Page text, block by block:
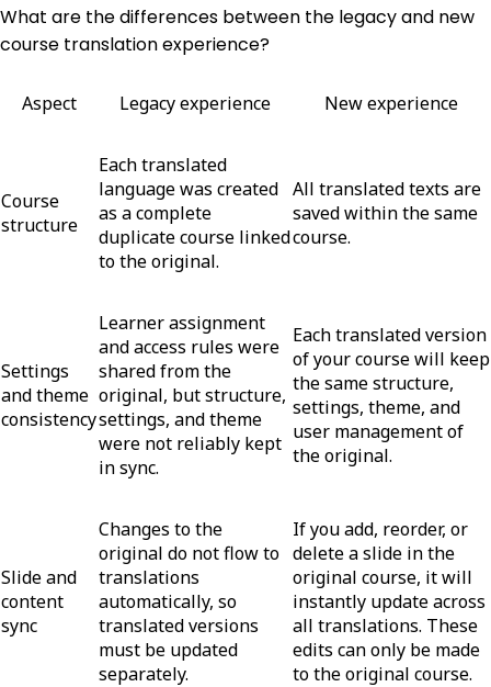
What are the differences between the legacy and new
course translation experience?
Aspect Legacy experience New experience
Course
structure
Each translated
language was created
as a complete
duplicate course linked
to the original.
All translated texts are
saved within the same
course.
Settings
and theme
consistency
Learner assignment
and access rules were
shared from the
original, but structure,
settings, and theme
were not reliably kept
in sync.
Each translated version
of your course will keep
the same structure,
settings, theme, and
user management of
the original.
Slide and
content
sync
Changes to the
original do not flow to
translations
automatically, so
translated versions
must be updated
separately.
If you add, reorder, or
delete a slide in the
original course, it will
instantly update across
all translations. These
edits can only be made
to the original course.